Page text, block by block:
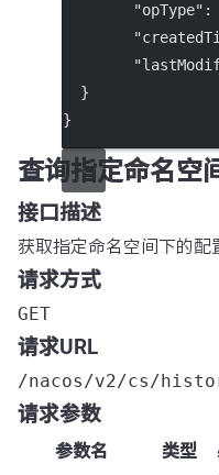
"opType" :
  }
}
查询指定命名空
接口描述
获取指定命名空间下的配
请求方式
GET
请求URL
/nacos/v2/cs/
请求参数
参数名 类型